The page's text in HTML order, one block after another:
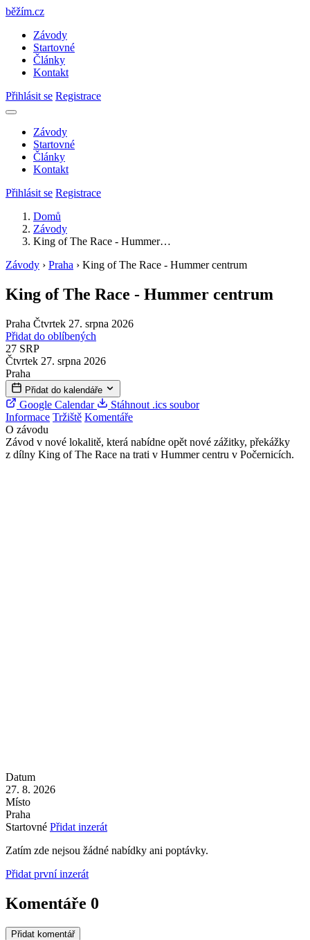
běžím.cz
Závody
Startovné
Články
Kontakt
Přihlásit se Registrace
Závody
Startovné
Články
Kontakt
Přihlásit se Registrace
Domů
Závody
King of The Race - Hummer…
Závody › Praha › King of The Race - Hummer centrum
King of The Race - Hummer centrum
Praha Čtvrtek 27. srpna 2026
Přidat do oblíbených
27 SRP
Čtvrtek 27. srpna 2026
Praha
Přidat do kalendáře
Google Calendar
Stáhnout .ics soubor
Informace Tržiště Komentáře
O závodu
Závod v nové lokalitě, která nabídne opět nové zážitky, překážky
z dílny King of The Race na trati v Hummer centru v Počernicích.
Datum
27. 8. 2026
Místo
Praha
Startovné Přidat inzerát
Zatím zde nejsou žádné nabídky ani poptávky.
Přidat první inzerát
Komentáře 0
Přidat komentář